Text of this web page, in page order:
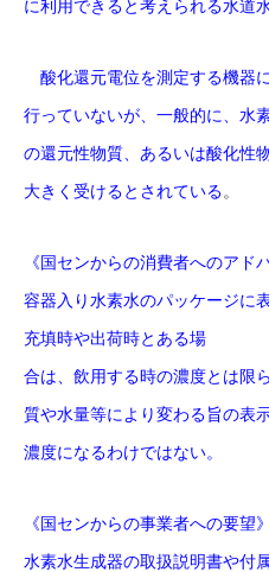
に利用できると考えられる水道
酸化還元電位を測定する機器
行っていないが、一般的に、水
の還元性物質、あるいは酸化性
大きく受けるとされている。
《国センからの消費者へのアド
容器入り水素水のパッケージに
充填時や出荷時とある場
合は、飲用する時の濃度とは限
質や水量等により変わる旨の表
濃度になるわけではない。
《国センからの事業者への要望》
水素水生成器の取扱説明書や付